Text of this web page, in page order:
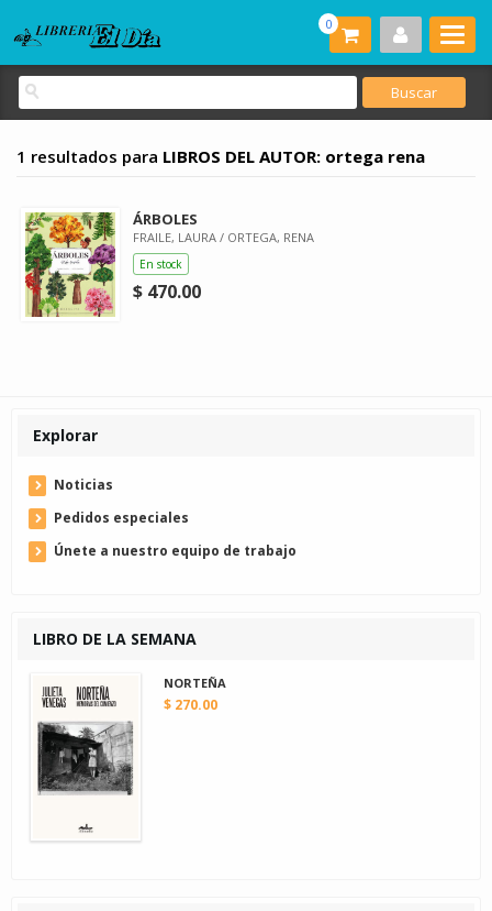
0
1 resultados para LIBROS DEL AUTOR: ortega rena
ÁRBOLES
FRAILE, LAURA / ORTEGA, RENA
En stock
$ 470.00
Explorar
Noticias
Pedidos especiales
Únete a nuestro equipo de trabajo
LIBRO DE LA SEMANA
NORTEÑA
$ 270.00